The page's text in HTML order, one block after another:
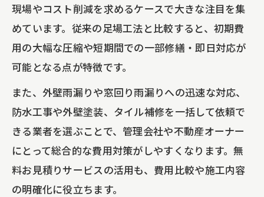
大規模修繕工事での雨漏り対策の流れ
不動産管理会社向けに最適な工法選び
タイル補修や外壁塗装も一部修繕で効率化
タイル補修・外壁塗装の費用を抑える工
夫
無足場ロープアクセス工法の導入効果
外壁雨漏り・窓回り雨漏りのチェックポ
イント
現場やコスト削減を求めるケースで大きな注目を集
めています。従来の足場工法と比較すると、初期費
用の大幅な圧縮や短期間での一部修繕・即日対応が
可能となる点が特徴です。
また、外壁雨漏りや窓回り雨漏りへの迅速な対応、
防水工事や外壁塗装、タイル補修を一括して依頼で
きる業者を選ぶことで、管理会社や不動産オーナー
にとって総合的な費用対策がしやすくなります。無
料お見積りサービスの活用も、費用比較や施工内容
の明確化に役立ちます。